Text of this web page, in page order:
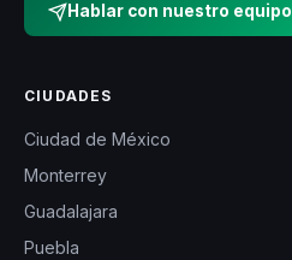
Hablar con nuestro equipo
CIUDADES
Ciudad de México
Monterrey
Guadalajara
Puebla